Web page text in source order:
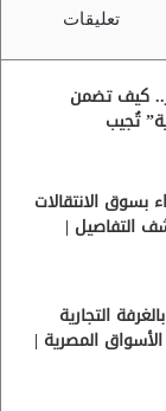
تعليقات
كيف تضمن
تُجيب
بسوق الانتقالات
تكشف التفاصيل |
التجارية
المصرية |